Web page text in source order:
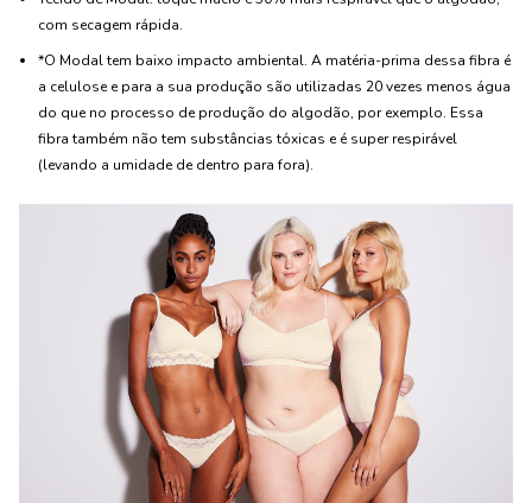
com secagem rápida.
*O Modal tem baixo impacto ambiental. A matéria-prima dessa fibra é
a celulose e para a sua produção são utilizadas 20 vezes menos água
do que no processo de produção do algodão, por exemplo. Essa
fibra também não tem substâncias tóxicas e é super respirável
(levando a umidade de dentro para fora).